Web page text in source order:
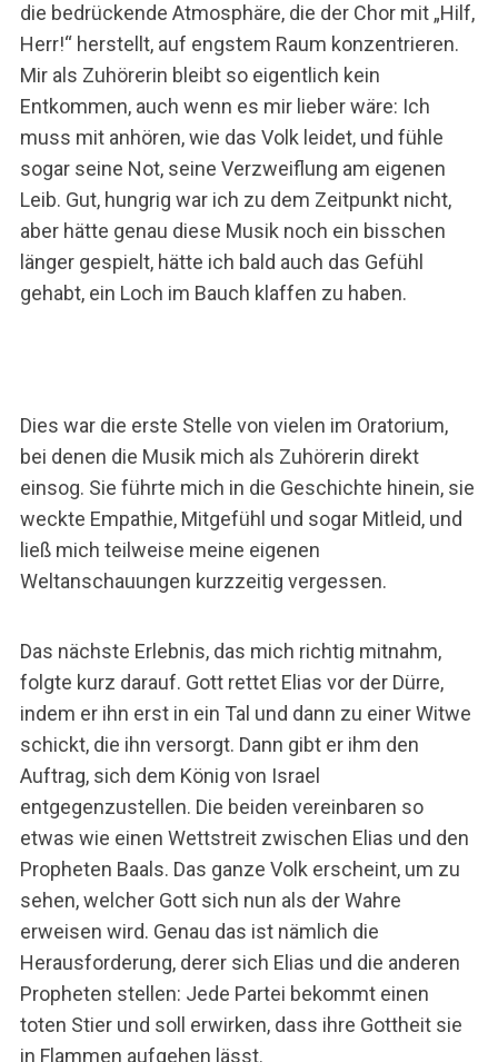
die bedrückende Atmosphäre, die der Chor mit „Hilf,
Herr!“ herstellt, auf engstem Raum konzentrieren.
Mir als Zuhörerin bleibt so eigentlich kein
Entkommen, auch wenn es mir lieber wäre: Ich
muss mit anhören, wie das Volk leidet, und fühle
sogar seine Not, seine Verzweiflung am eigenen
Leib. Gut, hungrig war ich zu dem Zeitpunkt nicht,
aber hätte genau diese Musik noch ein bisschen
länger gespielt, hätte ich bald auch das Gefühl
gehabt, ein Loch im Bauch klaffen zu haben.
Dies war die erste Stelle von vielen im Oratorium,
bei denen die Musik mich als Zuhörerin direkt
einsog. Sie führte mich in die Geschichte hinein, sie
weckte Empathie, Mitgefühl und sogar Mitleid, und
ließ mich teilweise meine eigenen
Weltanschauungen kurzzeitig vergessen.
Das nächste Erlebnis, das mich richtig mitnahm,
folgte kurz darauf. Gott rettet Elias vor der Dürre,
indem er ihn erst in ein Tal und dann zu einer Witwe
schickt, die ihn versorgt. Dann gibt er ihm den
Auftrag, sich dem König von Israel
entgegenzustellen. Die beiden vereinbaren so
etwas wie einen Wettstreit zwischen Elias und den
Propheten Baals. Das ganze Volk erscheint, um zu
sehen, welcher Gott sich nun als der Wahre
erweisen wird. Genau das ist nämlich die
Herausforderung, derer sich Elias und die anderen
Propheten stellen: Jede Partei bekommt einen
toten Stier und soll erwirken, dass ihre Gottheit sie
in Flammen aufgehen lässt.